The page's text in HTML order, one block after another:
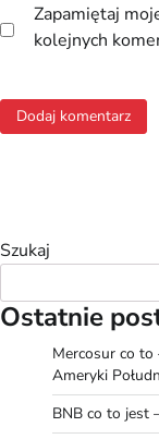
Zapamiętaj
kolejnych
Szukaj
Ostatnie
Mercosur co to
Ameryki
BNB co to jest